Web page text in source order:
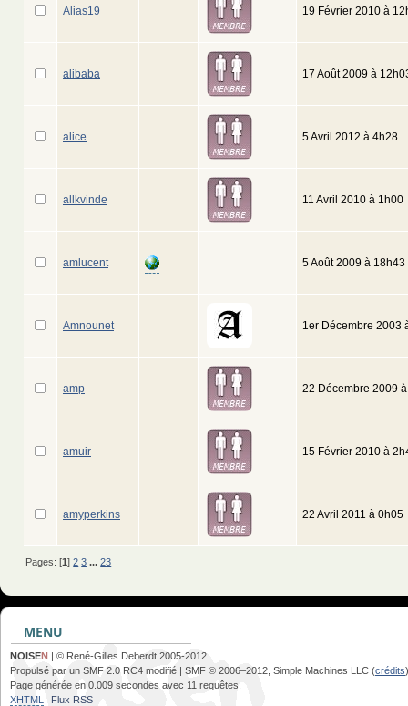
Alias19 19 Février 2010 à
alibaba 17 Août 2009 à
alice 5 Avril 2012 à 4h28
allkvinde 11 Avril 2010 à 1h00
amlucent 5 Août 2009 à 18h43
Amnounet 1er Décembre 2003
amp 22 Décembre 2009
amuir 15 Février 2010 à
amyperkins 22 Avril 2011 à 0h05
Pages: [1]2 3 ...23
MENU
NOISEN | © René-Gilles Deberdt 2005-2012.
Propulsé par un SMF 2.0 RC4 modifié | SMF © 2006–2012, Simple Machines LLC (crédits)
Page générée en 0.009 secondes avec 11 requêtes.
XHTML
Flux RSS